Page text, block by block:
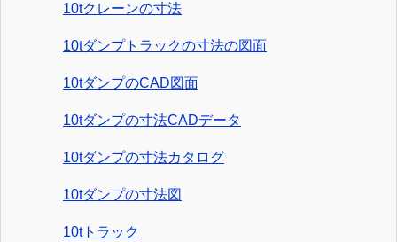
10tクレーンの寸法
10tダンプトラックの寸法の図面
10tダンプのCAD図面
10tダンプの寸法CADデータ
10tダンプの寸法カタログ
10tダンプの寸法図
10tトラック